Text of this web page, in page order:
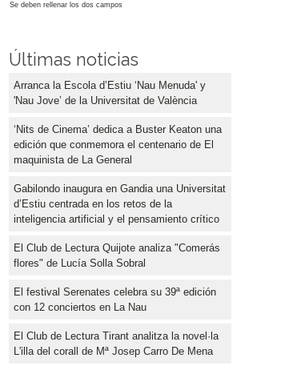
Se deben rellenar los dos campos
Últimas noticias
Arranca la Escola d’Estiu ‘Nau Menuda' y
'Nau Jove’ de la Universitat de València
‘Nits de Cinema’ dedica a Buster Keaton una
edición que conmemora el centenario de El
maquinista de La General
Gabilondo inaugura en Gandia una Universitat
d’Estiu centrada en los retos de la
inteligencia artificial y el pensamiento crítico
El Club de Lectura Quijote analiza "Comerás
flores" de Lucía Solla Sobral
El festival Serenates celebra su 39ª edición
con 12 conciertos en La Nau
El Club de Lectura Tirant analitza la novel·la
L'illa del corall de Mª Josep Carro De Mena